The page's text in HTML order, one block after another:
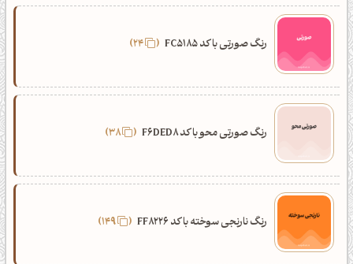
رنگ صورتی با کد FC5185 24
رنگ صورتی محو با کد F6DED8 38
رنگ نارنجی سوخته با کد FF8226 149